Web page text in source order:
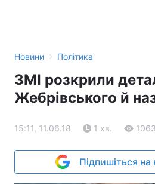
Новини › Політика
ЗМІ розкрили
Жебрівського й
15:11, 11.06.18 1 хв.
Підпишіться